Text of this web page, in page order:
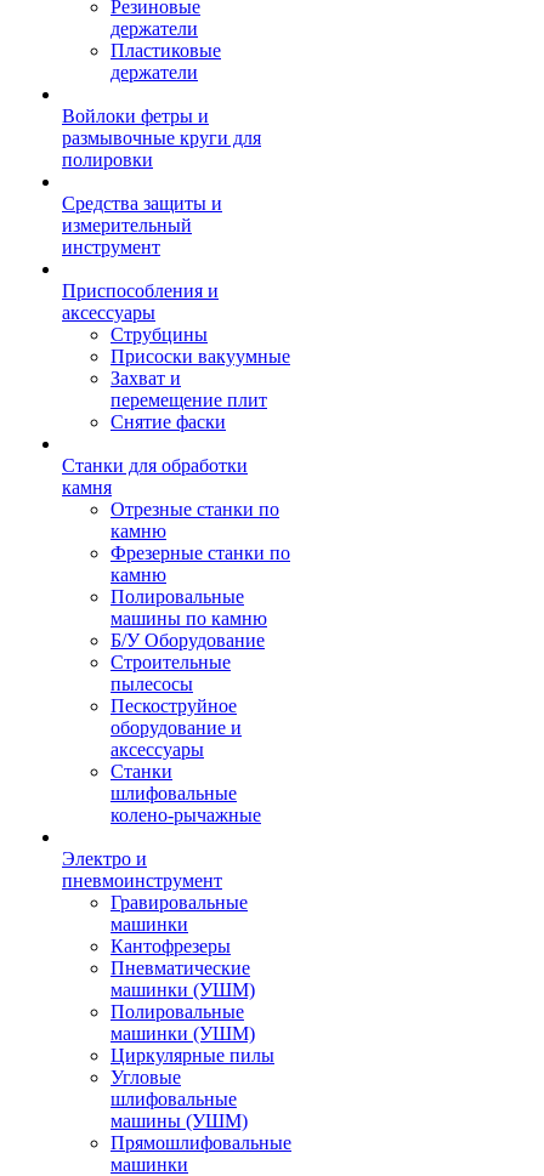
Резиновые
держатели
Пластиковые
держатели
Войлоки фетры и
размывочные круги для
полировки
Средства защиты и
измерительный
инструмент
Приспособления и
аксессуары
Струбцины
Присоски вакуумные
Захват и
перемещение плит
Снятие фаски
Станки для обработки
камня
Отрезные станки по
камню
Фрезерные станки по
камню
Полировальные
машины по камню
Б/У Оборудование
Строительные
пылесосы
Пескоструйное
оборудование и
аксессуары
Станки
шлифовальные
колено-рычажные
Электро и
пневмоинструмент
Гравировальные
машинки
Кантофрезеры
Пневматические
машинки (УШМ)
Полировальные
машинки (УШМ)
Циркулярные пилы
Угловые
шлифовальные
машины (УШМ)
Прямошлифовальные
машинки